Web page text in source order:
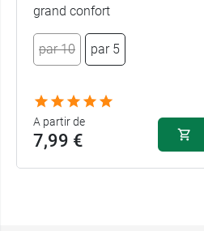
grand confort
par 10 par 5
A partir de
7,99 €